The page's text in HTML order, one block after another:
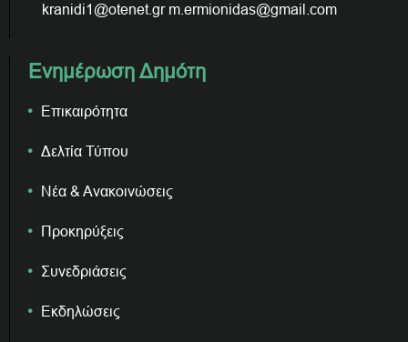
kranidi1@otenet.gr m.ermionidas@gmail.com
Ενημέρωση Δημότη
Επικαιρότητα
Δελτία Τύπου
Νέα & Ανακοινώσεις
Προκηρύξεις
Συνεδριάσεις
Εκδηλώσεις